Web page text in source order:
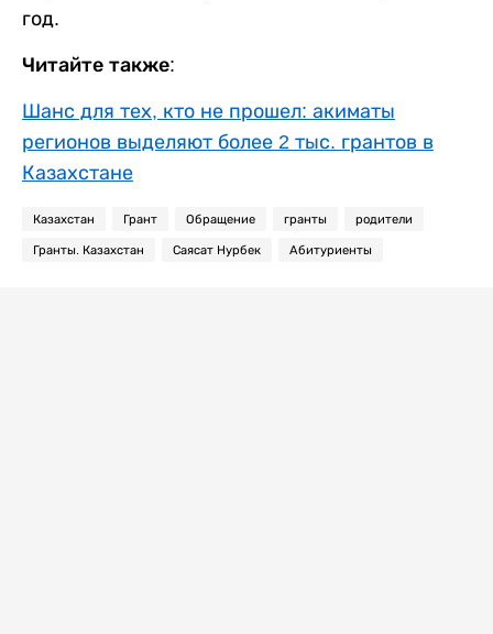
год.
Читайте также:
Шанс для тех, кто не прошел: акиматы
регионов выделяют более 2 тыс. грантов в
Казахстане
Казахстан Грант Обращение гранты родители
Гранты. Казахстан Саясат Нурбек Абитуриенты